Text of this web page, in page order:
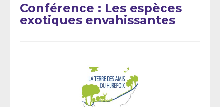
Conférence : Les espèces
exotiques envahissantes